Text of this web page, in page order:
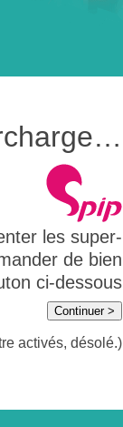
les super-
de bien
ci-dessous
Continuer >
activés, désolé.)